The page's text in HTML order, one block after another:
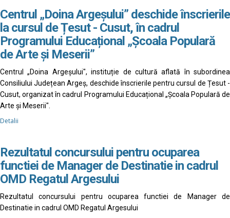
Centrul „Doina Argeșului” deschide înscrierile
la cursul de Țesut - Cusut, în cadrul
Programului Educațional „Școala Populară
de Arte și Meserii”
Centrul „Doina Argeșului", instituție de cultură aflată în subordinea
Consiliului Județean Argeș, deschide înscrierile pentru cursul de Țesut -
Cusut, organizat în cadrul Programului Educațional „Școala Populară de
Arte și Meserii".
Detalii
Rezultatul concursului pentru ocuparea
functiei de Manager de Destinatie in cadrul
OMD Regatul Argesului
Rezultatul concursului pentru ocuparea functiei de Manager de
Destinatie in cadrul OMD Regatul Argesului